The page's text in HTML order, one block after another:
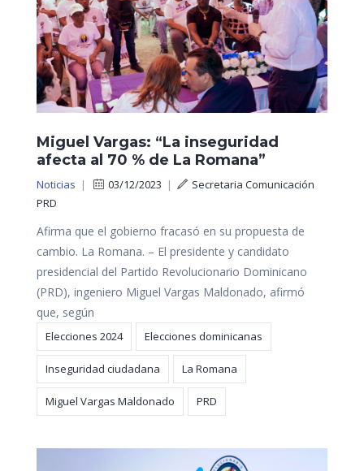
Miguel Vargas: “La inseguridad
afecta al 70 % de La Romana”
Noticias | 03/12/2023 |
Secretaria Comunicación
PRD
Afirma que el gobierno fracasó en su propuesta de
cambio. La Romana. – El presidente y candidato
presidencial del Partido Revolucionario Dominicano
(PRD), ingeniero Miguel Vargas Maldonado, afirmó
que, según
Elecciones 2024 Elecciones dominicanas
Inseguridad ciudadana La Romana
Miguel Vargas Maldonado PRD